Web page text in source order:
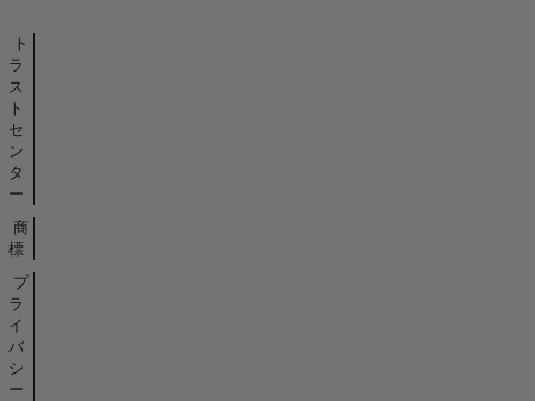
ト
ラ
ス
ト
セ
ン
タ
ー
商
標
プ
ラ
イ
バ
シ
ー